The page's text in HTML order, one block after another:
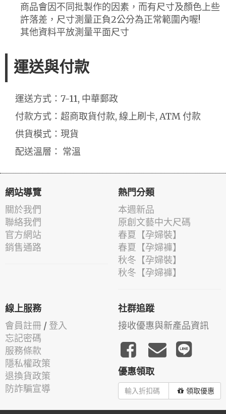
商品會因不同批製作的因素，而有尺寸及顏色上些
許落差，尺寸測量正負2公分為正常範圍內喔!
其他資料平放測量平面尺寸
運送與付款
運送方式：7-11, 中華郵政
付款方式：超商取貨付款, 線上刷卡, ATM 付款
供貨模式：現貨
配送溫層： 常溫
網站導覽
關於我們
聯絡我們
官方網站
銷售通路
熱門分類
本週新品
原創文藝中大尺碼
春夏【孕婦裝】
春夏【孕婦褲】
秋冬【孕婦裝】
秋冬【孕婦褲】
線上服務
會員註冊 / 登入
忘記密碼
服務條款
隱私權政策
退換貨政策
防詐騙宣導
社群追蹤
接收優惠與新產品資訊
優惠領取
領取優惠